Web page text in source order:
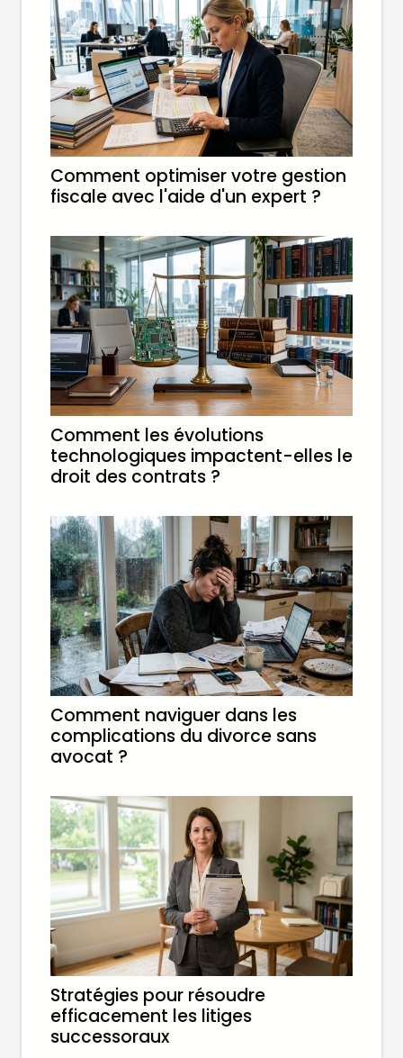
Comment optimiser votre gestion
fiscale avec l'aide d'un expert ?
Comment les évolutions
technologiques impactent-elles le
droit des contrats ?
Comment naviguer dans les
complications du divorce sans
avocat ?
Stratégies pour résoudre
efficacement les litiges
successoraux